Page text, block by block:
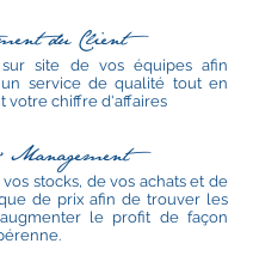
du Client
sur site de vos équipes afin
service de qualité tout en
votre chiffre d'affaires
Management
stocks, de vos achats et de
de prix afin de trouver les
le profit de façon